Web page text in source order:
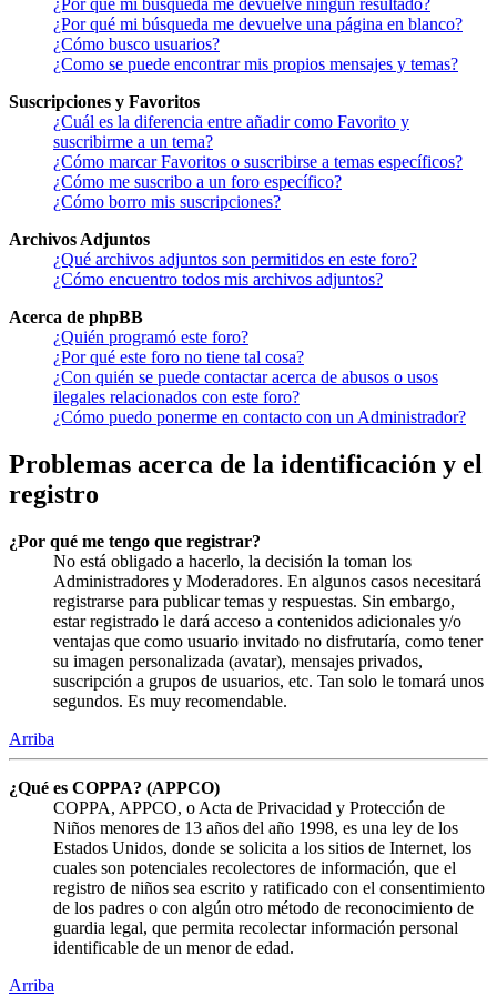
¿Por qué mi búsqueda me devuelve ningún resultado?
¿Por qué mi búsqueda me devuelve una página en blanco?
¿Cómo busco usuarios?
¿Como se puede encontrar mis propios mensajes y temas?
Suscripciones y Favoritos
¿Cuál es la diferencia entre añadir como Favorito y
suscribirme a un tema?
¿Cómo marcar Favoritos o suscribirse a temas específicos?
¿Cómo me suscribo a un foro específico?
¿Cómo borro mis suscripciones?
Archivos Adjuntos
¿Qué archivos adjuntos son permitidos en este foro?
¿Cómo encuentro todos mis archivos adjuntos?
Acerca de phpBB
¿Quién programó este foro?
¿Por qué este foro no tiene tal cosa?
¿Con quién se puede contactar acerca de abusos o usos
ilegales relacionados con este foro?
¿Cómo puedo ponerme en contacto con un Administrador?
Problemas acerca de la identificación y el
registro
¿Por qué me tengo que registrar?
No está obligado a hacerlo, la decisión la toman los
Administradores y Moderadores. En algunos casos necesitará
registrarse para publicar temas y respuestas. Sin embargo,
estar registrado le dará acceso a contenidos adicionales y/o
ventajas que como usuario invitado no disfrutaría, como tener
su imagen personalizada (avatar), mensajes privados,
suscripción a grupos de usuarios, etc. Tan solo le tomará unos
segundos. Es muy recomendable.
Arriba
¿Qué es COPPA? (APPCO)
COPPA, APPCO, o Acta de Privacidad y Protección de
Niños menores de 13 años del año 1998, es una ley de los
Estados Unidos, donde se solicita a los sitios de Internet, los
cuales son potenciales recolectores de información, que el
registro de niños sea escrito y ratificado con el consentimiento
de los padres o con algún otro método de reconocimiento de
guardia legal, que permita recolectar información personal
identificable de un menor de edad.
Arriba